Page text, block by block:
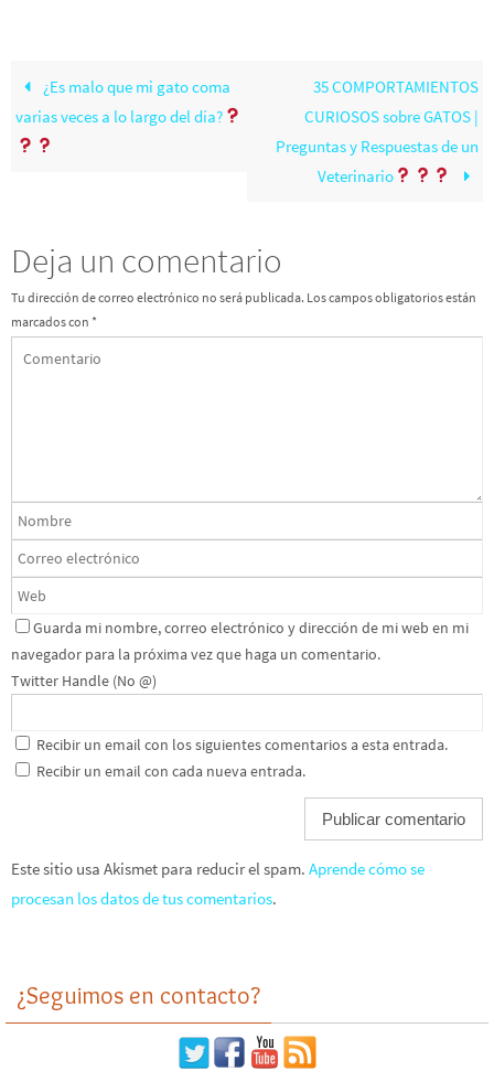
¿Es malo que mi gato coma
varias veces a lo largo del día?
35 COMPORTAMIENTOS
CURIOSOS sobre GATOS |
Preguntas y Respuestas de un
Veterinario
Deja un comentario
Tu dirección de correo electrónico no será publicada. Los campos obligatorios están
marcados con *
Guarda mi nombre, correo electrónico y dirección de mi web en mi
navegador para la próxima vez que haga un comentario.
Twitter Handle (No @)
Recibir un email con los siguientes comentarios a esta entrada.
Recibir un email con cada nueva entrada.
Este sitio usa Akismet para reducir el spam. Aprende cómo se
procesan los datos de tus comentarios.
¿Seguimos en contacto?